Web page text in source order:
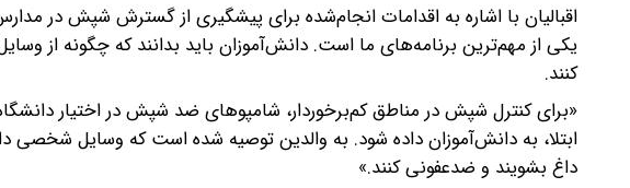
اقبالیان با اشاره به اقدامات انجام‌شده برای پیشگیری از گسترش شپش در
یکی از مهم‌ترین برنامه‌های ما است. دانش‌آموزان باید بدانند که چگونه از
کنند.
«برای کنترل شپش در مناطق کم‌برخوردار، شامپوهای ضد شپش در اختیار
ابتلا، به دانش‌آموزان داده شود. به والدین توصیه شده است که وسایل شخصی
داغ بشویند و ضدعفونی کنند.»